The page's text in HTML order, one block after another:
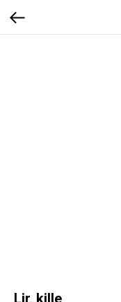
Lir, kille